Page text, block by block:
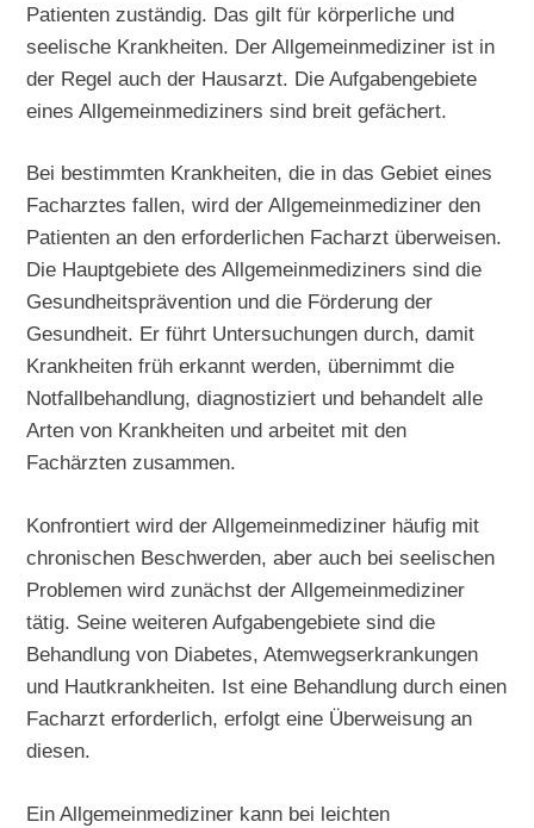
Patienten zuständig. Das gilt für körperliche und
seelische Krankheiten. Der Allgemeinmediziner ist in
der Regel auch der Hausarzt. Die Aufgabengebiete
eines Allgemeinmediziners sind breit gefächert.
Bei bestimmten Krankheiten, die in das Gebiet eines
Facharztes fallen, wird der Allgemeinmediziner den
Patienten an den erforderlichen Facharzt überweisen.
Die Hauptgebiete des Allgemeinmediziners sind die
Gesundheitsprävention und die Förderung der
Gesundheit. Er führt Untersuchungen durch, damit
Krankheiten früh erkannt werden, übernimmt die
Notfallbehandlung, diagnostiziert und behandelt alle
Arten von Krankheiten und arbeitet mit den
Fachärzten zusammen.
Konfrontiert wird der Allgemeinmediziner häufig mit
chronischen Beschwerden, aber auch bei seelischen
Problemen wird zunächst der Allgemeinmediziner
tätig. Seine weiteren Aufgabengebiete sind die
Behandlung von Diabetes, Atemwegserkrankungen
und Hautkrankheiten. Ist eine Behandlung durch einen
Facharzt erforderlich, erfolgt eine Überweisung an
diesen.
Ein Allgemeinmediziner kann bei leichten